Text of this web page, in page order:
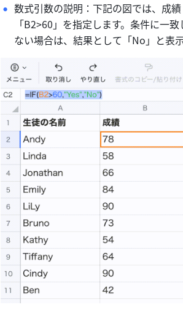
数式引数の説明：下記の図では、成
「B2>60」を指定します。条件に一
ない場合は、結果として「No」と表